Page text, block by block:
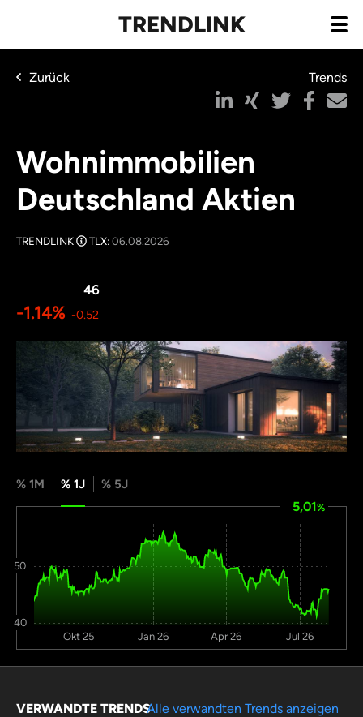
TRENDLINK
Zurück Trends
Wohnimmobilien
Deutschland Aktien
TRENDLINK TLX:06.08.2026
46
-1.14% -0.52
% 1M % 1J % 5J
5,01%
40
50
Okt 25 Jan 26 Apr 26 Jul 26
VERWANDTE TRENDSAlle verwandten Trends anzeigen